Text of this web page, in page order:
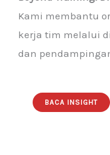
Kami membantu
kerja tim melalui
dan
BACA INSIGHT